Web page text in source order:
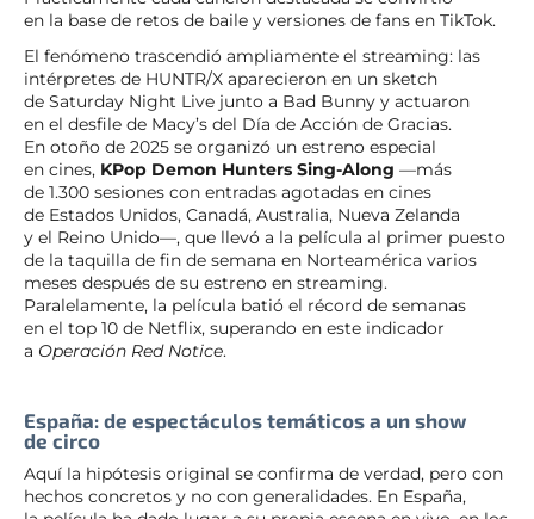
en la base de retos de baile y versiones de fans en TikTok.
El fenómeno trascendió ampliamente el streaming: las
intérpretes de HUNTR/X aparecieron en un sketch
de Saturday Night Live junto a Bad Bunny y actuaron
en el desfile de Macy’s del Día de Acción de Gracias.
En otoño de 2025 se organizó un estreno especial
en cines, KPop Demon Hunters Sing-Along —más
de 1.300 sesiones con entradas agotadas en cines
de Estados Unidos, Canadá, Australia, Nueva Zelanda
y el Reino Unido—, que llevó a la película al primer puesto
de la taquilla de fin de semana en Norteamérica varios
meses después de su estreno en streaming.
Paralelamente, la película batió el récord de semanas
en el top 10 de Netflix, superando en este indicador
a Operación Red Notice.
España: de espectáculos temáticos a un show
de circo
Aquí la hipótesis original se confirma de verdad, pero con
hechos concretos y no con generalidades. En España,